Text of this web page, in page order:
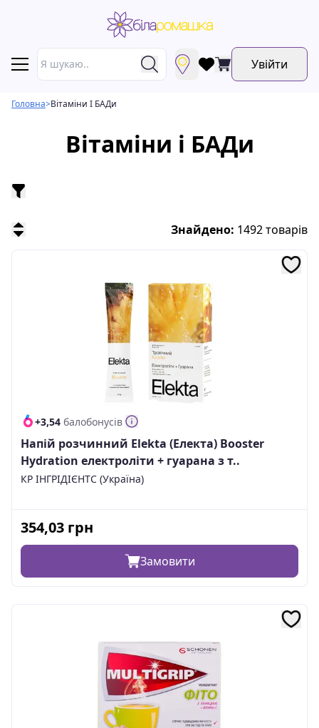
Увійти
Головна>Вітаміни І БАДи
Вітаміни і БАДи
Знайдено: 1492товарів
+3,54 балобонусів
Напій розчинний Elekta (Електа) Booster
Hydration електроліти + гуарана з т..
КР ІНГРІДІЄНТС (Україна)
354,03 грн
Замовити